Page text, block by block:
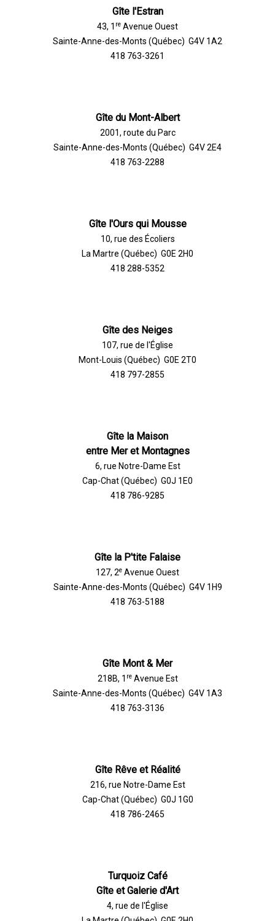
Gîte l'Estran
43, 1 re Avenue Ouest
Sainte-Anne-des-Monts (Québec) G4V 1A2
418 763-3261
Gîte du Mont-Albert
2001, route du Parc
Sainte-Anne-des-Monts (Québec) G4V 2E4
418 763-2288
Gîte l'Ours qui Mousse
10, rue des Écoliers
La Martre (Québec) G0E 2H0
418 288-5352
Gîte des Neiges
107, rue de l'Église
Mont-Louis (Québec) G0E 2T0
418 797-2855
Gîte la Maison
entre Mer et Montagnes
6, rue Notre-Dame Est
Cap-Chat (Québec) G0J 1E0
418 786-9285
Gîte la P'tite Falaise
127, 2e Avenue Ouest
Sainte-Anne-des-Monts (Québec) G4V 1H9
418 763-5188
Gîte Mont & Mer
218B, 1 reAvenue Est
Sainte-Anne-des-Monts (Québec) G4V 1A3
418 763-3136
Gîte Rêve et Réalité
216, rue Notre-Dame Est
Cap-Chat (Québec) G0J 1G0
418 786-2465
Turquoiz Café
Gîte et Galerie d'Art
4, rue de l'Église